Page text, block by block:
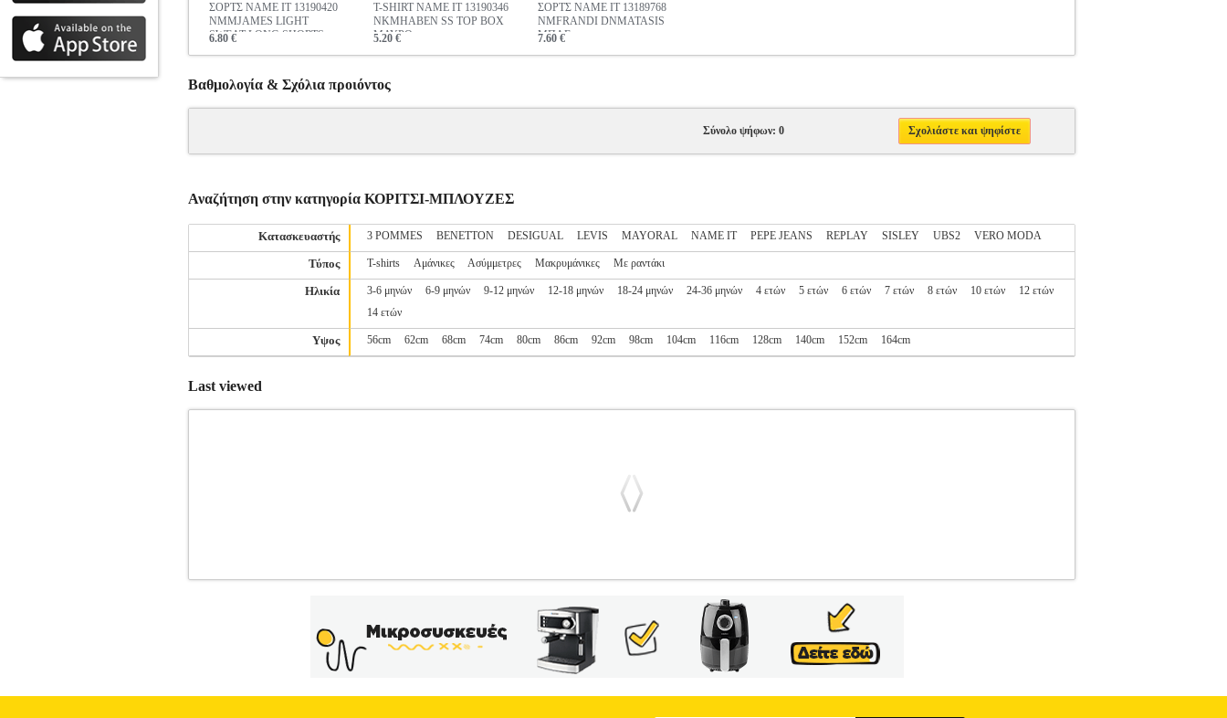
ΣΟΡΤΣ NAME IT 13190420
NMMJAMES LIGHT
SWEAT LONG SHORTS
6.80 €
T-SHIRT NAME IT 13190346
NKMHABEN SS TOP BOX
ΜΑΥΡΟ
5.20 €
ΣΟΡΤΣ NAME IT 13189768
NMFRANDI DNMATASIS
ΜΠΛΕ
7.60 €
Βαθμολογία & Σχόλια προιόντος
Σύνολο ψήφων: 0 Σχολιάστε και ψηφίστε
Αναζήτηση στην κατηγορία ΚΟΡΙΤΣΙ-ΜΠΛΟΥΖΕΣ
Κατασκευαστής 3 POMMES BENETTON DESIGUAL LEVIS MAYORAL NAME IT PEPE JEANS REPLAY SISLEY UBS2 VERO MODA
Τύπος T-shirts Αμάνικες Ασύμμετρες Μακρυμάνικες Με ραντάκι
Ηλικία 3-6 μηνών 6-9 μηνών 9-12 μηνών 12-18 μηνών 18-24 μηνών 24-36 μηνών 4 ετών 5 ετών 6 ετών 7 ετών 8 ετών 10 ετών
12 ετών
14 ετών
Υψος 56cm 62cm 68cm 74cm 80cm 86cm 92cm 98cm 104cm 116cm 128cm 140cm 152cm 164cm
Last viewed
Κατηγορία: ΚΟΡΙΤΣΙ-ΜΠΛΟΥΖΕΣ •NAME IT στην κατηγορία ΚΟΡΙΤΣΙ-ΜΠΛΟΥΖΕΣ Top από την εταιρεία Name it.• Είναι κοντομάνικο με κανονική
εφαρμογή και στρογγυλή λαιμόκοψη.• Τα μανίκια είναι διακοσμημένα με εντυπωσιακά βολάν.• Στο μπροστινό μέρος υπάρχει στάμπα εξαιρετικής ποιότητας
που απεικονίζει μία τίγρη αλλά και τρισδιάστη υφασμάτινη λεπτομέρεια. Company info Το brand Name it ανήκει στον όμιλο εταιρειών Bestseller. Η πορεία της
εταιρείας ξεκινά το 1986 και εδραιώνεται τη δεκαετία του '90. Σήμερα, τα ρούχα Name it πωλούνται σε περισσότερες από 20 αγορές, κυρίως ευρωπαϊκές. Στόχο
της εταιρείας αποτελεί η δημιουργία μοντέρνων παιδικών ρούχων που θα διαθέτουν το σωστό στυλ, τη σωστή στιγμή, στη σωστή τιμή.• Είδος>Top• Υλικό